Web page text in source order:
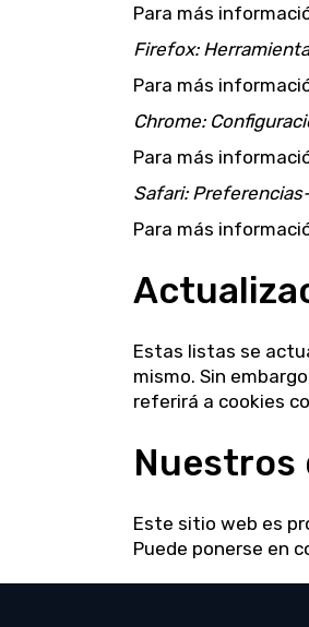
Para más
Firefox:
Para más
Chrome:
Para más
Safari:
Para más
Estas listas se
mismo. Sin
referirá a cookies
Nuestros
Este sitio web es
Puede ponerse en